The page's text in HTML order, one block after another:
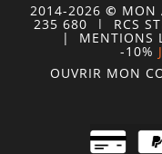
2014-2026 © MON
235 680 | RCS
| MENTIONS
-10%
OUVRIR MON